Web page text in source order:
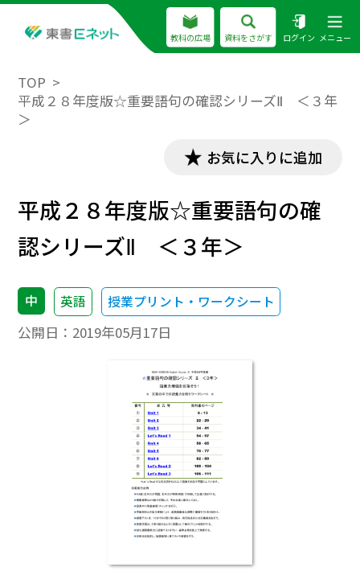
教科の広場 資料をさがす ログイン メニュー
TOP
平成２８年度版☆重要語句の確認シリーズⅡ ＜３年
＞
お気に入りに追加
平成２８年度版☆重要語句の確
認シリーズⅡ ＜３年＞
中 英語 授業プリント・ワークシート
公開日： 2019年05月17日